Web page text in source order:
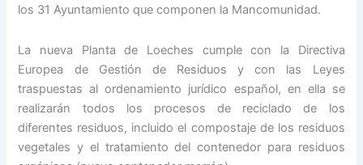
los 31 Ayuntamiento que componen la Mancomunidad.
La nueva Planta de Loeches cumple con la Directiva
Europea de Gestión de Residuos y con las Leyes
traspuestas al ordenamiento jurídico español, en ella se
realizarán todos los procesos de reciclado de los
diferentes residuos, incluido el compostaje de los residuos
vegetales y el tratamiento del contenedor para residuos